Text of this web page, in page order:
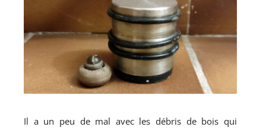
Il a un peu de mal avec les débris de bois qui